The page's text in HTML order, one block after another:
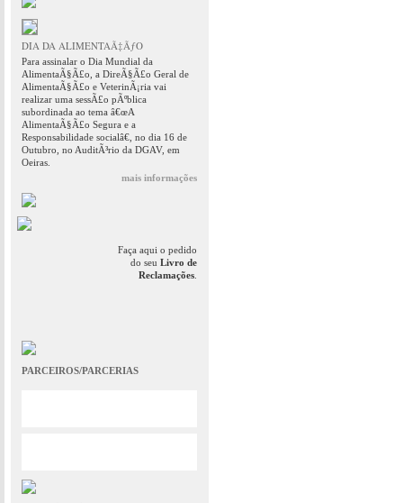
DIA DA ALIMENTAÃ‡ÃƒO
Para assinalar o Dia Mundial da
AlimentaÃ§Ã£o, a DireÃ§Ã£o Geral de
AlimentaÃ§Ã£o e VeterinÃ¡ria vai
realizar uma sessÃ£o pÃºblica
subordinada ao tema â€œA
AlimentaÃ§Ã£o Segura e a
Responsabilidade socialâ€, no dia 16 de
Outubro, no AuditÃ³rio da DGAV, em
Oeiras.
mais informações
Faça aqui o pedido
do seu Livro de
Reclamações
PARCEIROS/PARCERIAS